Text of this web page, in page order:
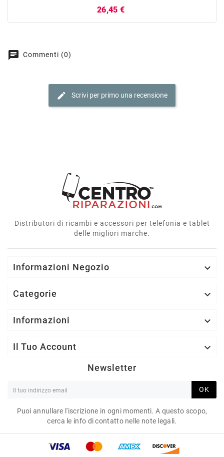
26,45 €
chat Commenti (0)
edit Scrivi per primo una recensione
Distributori di ricambi e accessori per telefonia e tablet
delle migliori marche.
Informazioni Negozio 
Categorie 
Informazioni 
Il Tuo Account 
Newsletter
OK
Puoi annullare l'iscrizione in ogni momenti. A questo scopo,
cerca le info di contatto nelle note legali.